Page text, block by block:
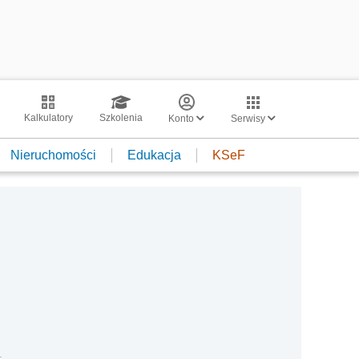
Kalkulatory Szkolenia Konto Serwisy
Nieruchomości Edukacja KSeF